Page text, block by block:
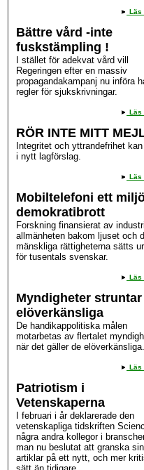
Läs
Bättre vård -inte
fuskstämpling !
I stället för adekvat vård vill
Regeringen efter en massiv
propagandakampanj nu införa
regler för sjukskrivningar.
Läs
RÖR INTE MITT
Integritet och yttrandefrihet
i nytt lagförslag.
Läs
Mobiltelefoni ett
demokratibrott
Forskning finansierat av
allmänheten bakom ljuset och
mänskliga rättigheterna sätts
för tusentals svenskar.
Läs
Myndigheter
elöverkänsliga
De handikappolitiska målen
motarbetas av flertalet
när det gäller de elöverkänsliga.
Läs
Patriotism i
Vetenskaperna
I februari i år deklarerade den
vetenskapliga tidskriften
några andra kollegor i
man nu beslutat att granska
artiklar på ett nytt, och mer